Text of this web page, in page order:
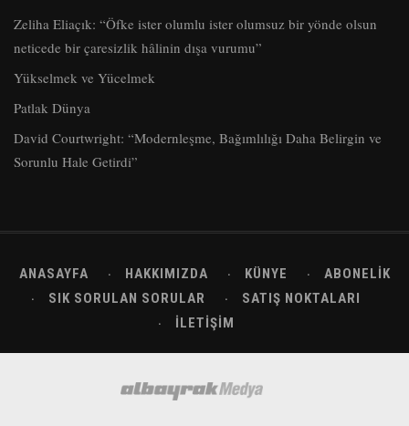
Zeliha Eliaçık: “Öfke ister olumlu ister olumsuz bir yönde olsun
neticede bir çaresizlik hâlinin dışa vurumu”
Yükselmek ve Yücelmek
Patlak Dünya
David Courtwright: “Modernleşme, Bağımlılığı Daha Belirgin ve
Sorunlu Hale Getirdi”
ANASAYFA HAKKIMIZDA KÜNYE
ABONELIK
SIK SORULAN SORULAR
SATIŞ NOKTALARI
İLETIŞIM